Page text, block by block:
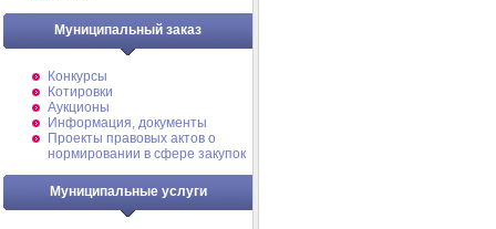
Муниципальный заказ
Конкурсы
Котировки
Аукционы
Информация, документы
Проекты правовых актов о
нормировании в сфере закупок
Муниципальные услуги